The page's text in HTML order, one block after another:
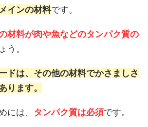
インの材料です。
材料が肉や魚などのタンパク質の
う。
ドは、その他の材料でかさましさ
ります。
には、 タンパク質は必須です。